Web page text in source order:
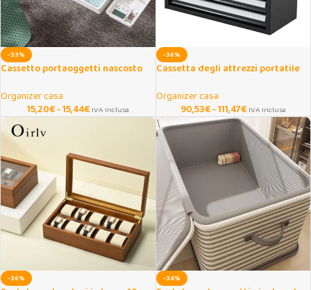
-33%
Cassetto portaoggetti nascosto
Organizer casa
15,20€-15,44€ IVA Inclusa
-36%
Cassetta degli attrezzi portatile
Organizer casa
90,53€-111,47€ IVA Inclusa
-36% -34%